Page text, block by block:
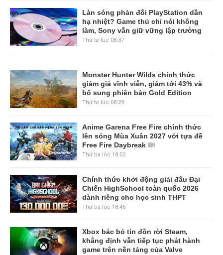
Làn sóng phản đối PlayStation dần
hạ nhiệt? Game thủ chỉ nói không
làm, Sony vẫn giữ vững lập trường
Thứ tư lúc 08:37
Monster Hunter Wilds chính thức
giảm giá vĩnh viễn, giảm tới 43% và
bổ sung phiên bản Gold Edition
Thứ tư lúc 08:29
Anime Garena Free Fire chính thức
lên sóng Mùa Xuân 2027 với tựa đề
Free Fire Daybreak
Thứ ba lúc 18:52
Chính thức khởi động giải đấu Đại
Chiến HighSchool toàn quốc 2026
dành riêng cho học sinh THPT
Thứ ba lúc 18:46
Xbox bác bỏ tin đồn rời Steam,
khẳng định vẫn tiếp tục phát hành
game trên nền tảng của Valve